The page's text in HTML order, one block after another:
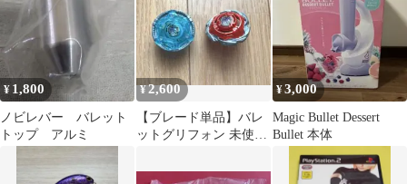
¥ 1,800
ノビレバー バレット
トップ アルミ
¥2,600
【ブレード単品】バレ
ットグリフォン 未使用
¥3,000
Magic Bullet Dessert
Bullet 本体